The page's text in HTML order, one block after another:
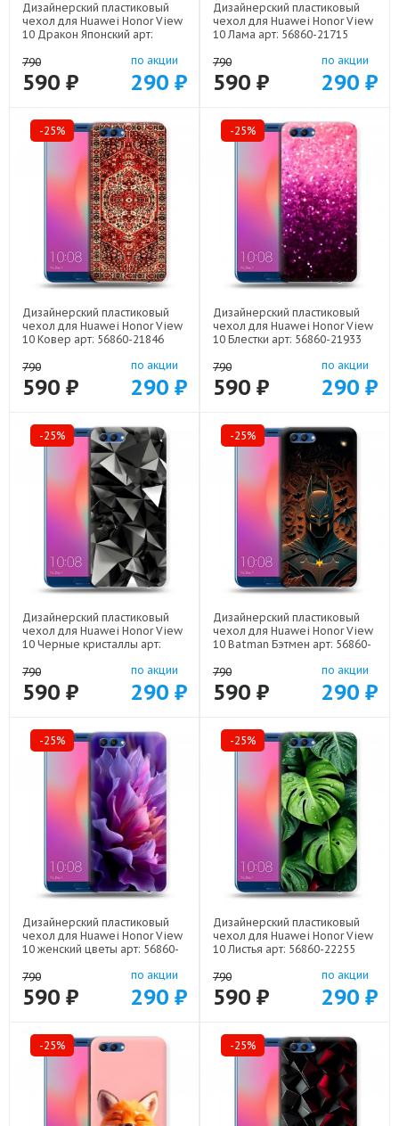
Дизайнерский пластиковый
чехол для Huawei Honor View
10 Дракон Японский арт:
790
590 ₽
по акции
290 ₽
Дизайнерский пластиковый
чехол для Huawei Honor View
10 Лама арт: 56860-21715
790
590 ₽
по акции
290 ₽
-25%
Дизайнерский пластиковый
чехол для Huawei Honor View
10 Ковер арт: 56860-21846
790
590 ₽
по акции
290 ₽
-25%
Дизайнерский пластиковый
чехол для Huawei Honor View
10 Блестки арт: 56860-21933
790
590 ₽
по акции
290 ₽
-25%
Дизайнерский пластиковый
чехол для Huawei Honor View
10 Черные кристаллы арт:
790
590 ₽
по акции
290 ₽
-25%
Дизайнерский пластиковый
чехол для Huawei Honor View
10 Batman Бэтмен арт: 56860-
790
590 ₽
по акции
290 ₽
-25%
Дизайнерский пластиковый
чехол для Huawei Honor View
10 женский цветы арт: 56860-
790
590 ₽
по акции
290 ₽
-25%
Дизайнерский пластиковый
чехол для Huawei Honor View
10 Листья арт: 56860-22255
790
590 ₽
по акции
290 ₽
-25% -25%